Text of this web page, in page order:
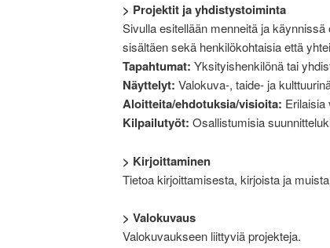
> Projektit ja yhdistystoiminta
Sivulla esitellään menneitä ja
sisältäen sekä henkilökohtaisia että
Tapahtumat: Yksityishenkilönä tai
Näyttelyt: Valokuva-, taide- ja
Aloitteita/ehdotuksia/visioita: Erilaisia
Kilpailutyöt: Osallistumisia
> Kirjoittaminen
Tietoa kirjoittamisesta, kirjoista ja
> Valokuvaus
Valokuvaukseen liittyviä projekteja.